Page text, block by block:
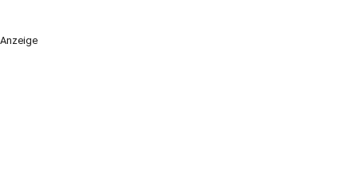
Anzeige